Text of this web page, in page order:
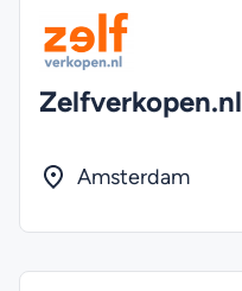
Zelfverkopen.nl
Amsterdam